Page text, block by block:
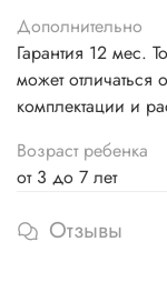
Дополнительно
Гарантия 12 мес.
может отличаться
комплектации и
Возраст ребенка
от 3 до 7 лет
Отзывы